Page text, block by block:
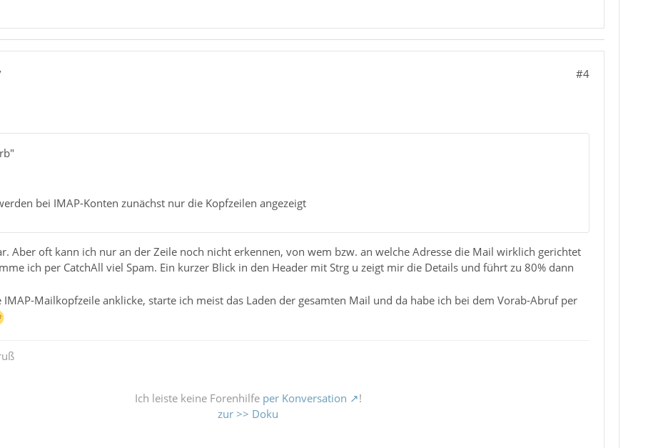
#4
bei IMAP-Konten zunächst nur die Kopfzeilen angezeigt
Aber oft kann ich nur an der Zeile noch nicht erkennen, von wem bzw. an welche Adresse die Mail wirklich gerichtet
ich per CatchAll viel Spam. Ein kurzer Blick in den Header mit Strg u zeigt mir die Details und führt zu 80% dann
IMAP-Mailkopfzeile anklicke, starte ich meist das Laden der gesamten Mail und da habe ich bei dem Vorab-Abruf per
Ich leiste keine Forenhilfe per Konversation
!
zur >> Doku